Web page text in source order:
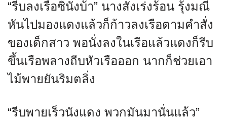
“รีบลงเรือซินังบ้า” นางสั่งเร่งร้อน รุ้งมณี
หันไปมองแดงแล้วก็ก้าวลงเรือตามคำสั่ง
ของเด็กสาว พอนั่งลงในเรือแล้วแดงก็รีบ
ขึ้นเรือพลางถีบหัวเรือออก นากก็ช่วยเอา
ไม้พายยันริมตลิ่ง
“รีบพายเร็วนังแดง พวกมันมานั่นแล้ว”